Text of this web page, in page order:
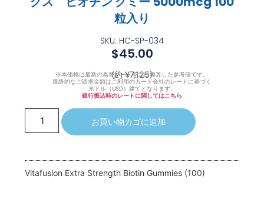
粒入り
SKU: HC-SP-034
$45.00
(約 ¥7,125)
※本価格は最新の為替レートを元に換算した参考値です。
最終的なご請求金額はご利用のカード会社のレートに基づく
米ドル（USD）建てとなります。
銀行振込時のレートに関してはこちら
お買い物カゴに追加
Vitafusion Extra Strength Biotin Gummies (100)